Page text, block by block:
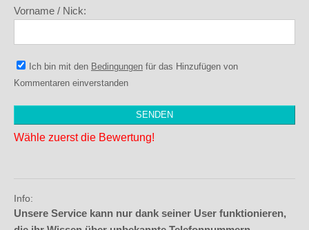
Vorname / Nick:
Ich bin mit den Bedingungen für das Hinzufügen von
Kommentaren einverstanden
Wähle zuerst die Bewertung!
Info:
Unsere Service kann nur dank seiner User funktionieren,